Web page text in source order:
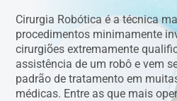
Cirurgia Robótica é a técnica
procedimentos minimamente
cirurgiões extremamente
assistência de um robô e vem
padrão de tratamento em
médicas. Entre as que mais